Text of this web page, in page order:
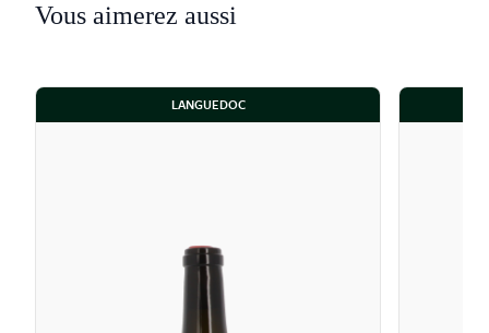
Vous aimerez aussi
LANGUEDOC